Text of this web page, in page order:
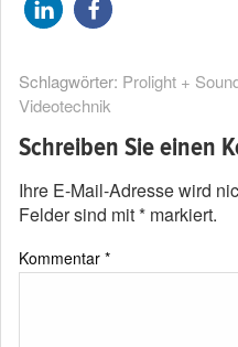
Schlagwörter: Prolight +
Videotechnik
Schreiben Sie einen
Ihre E-Mail-Adresse wird
Felder sind mit* markiert.
Kommentar *